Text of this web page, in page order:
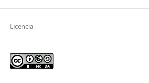
Licencia